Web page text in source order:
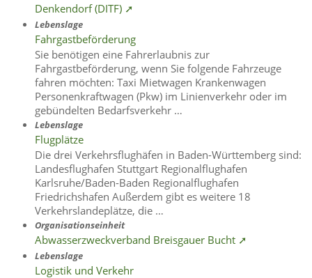
Denkendorf (DITF) ➚
Lebenslage
Fahrgastbeförderung
Sie benötigen eine Fahrerlaubnis zur
Fahrgastbeförderung, wenn Sie folgende Fahrzeuge
fahren möchten: Taxi Mietwagen Krankenwagen
Personenkraftwagen (Pkw) im Linienverkehr oder im
gebündelten Bedarfsverkehr …
Lebenslage
Flugplätze
Die drei Verkehrsflughäfen in Baden-Württemberg sind:
Landesflughafen Stuttgart Regionalflughafen
Karlsruhe/Baden-Baden Regionalflughafen
Friedrichshafen Außerdem gibt es weitere 18
Verkehrslandeplätze, die …
Organisationseinheit
Abwasserzweckverband Breisgauer Bucht ➚
Lebenslage
Logistik und Verkehr